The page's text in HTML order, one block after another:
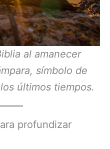
al amanecer
símbolo de
últimos tiempos.
profundizar